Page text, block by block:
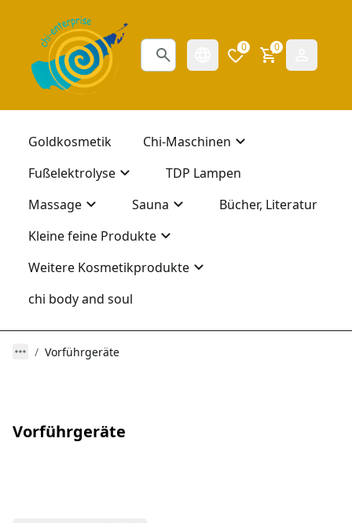
0 0
Goldkosmetik
Chi-Maschinen
Fußelektrolyse
TDP Lampen
Massage
Sauna
Bücher, Literatur
Kleine feine Produkte
Weitere Kosmetikprodukte
chi body and soul
Vorführgeräte
Vorführgeräte